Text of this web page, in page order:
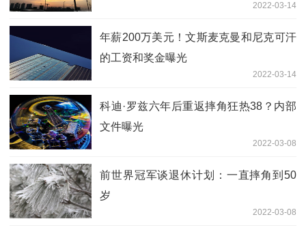
2022-03-14
年薪200万美元！文斯麦克曼和尼克可汗
的工资和奖金曝光
2022-03-14
科迪·罗兹六年后重返摔角狂热38？内部
文件曝光
2022-03-08
前世界冠军谈退休计划：一直摔角到50
岁
2022-03-08